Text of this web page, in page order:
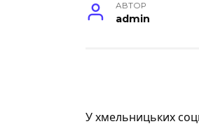
АВТОР
admin
У хмельницьких